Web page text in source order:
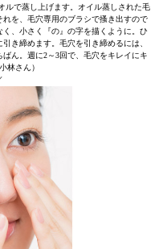
ルで蒸し上げます。オイル蒸しされた毛
を、毛穴専用のブラシで搔き出すので
、小さく『の』の字を描くように。ひ
き締めます。毛穴を引き締めるには、
ん。週に2～3回で、毛穴をキレイにキ
林さん）